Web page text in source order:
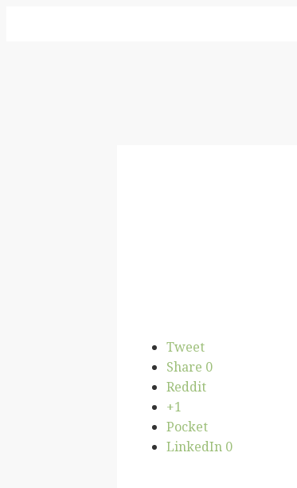
Tweet
Share 0
Reddit
+1
Pocket
LinkedIn 0